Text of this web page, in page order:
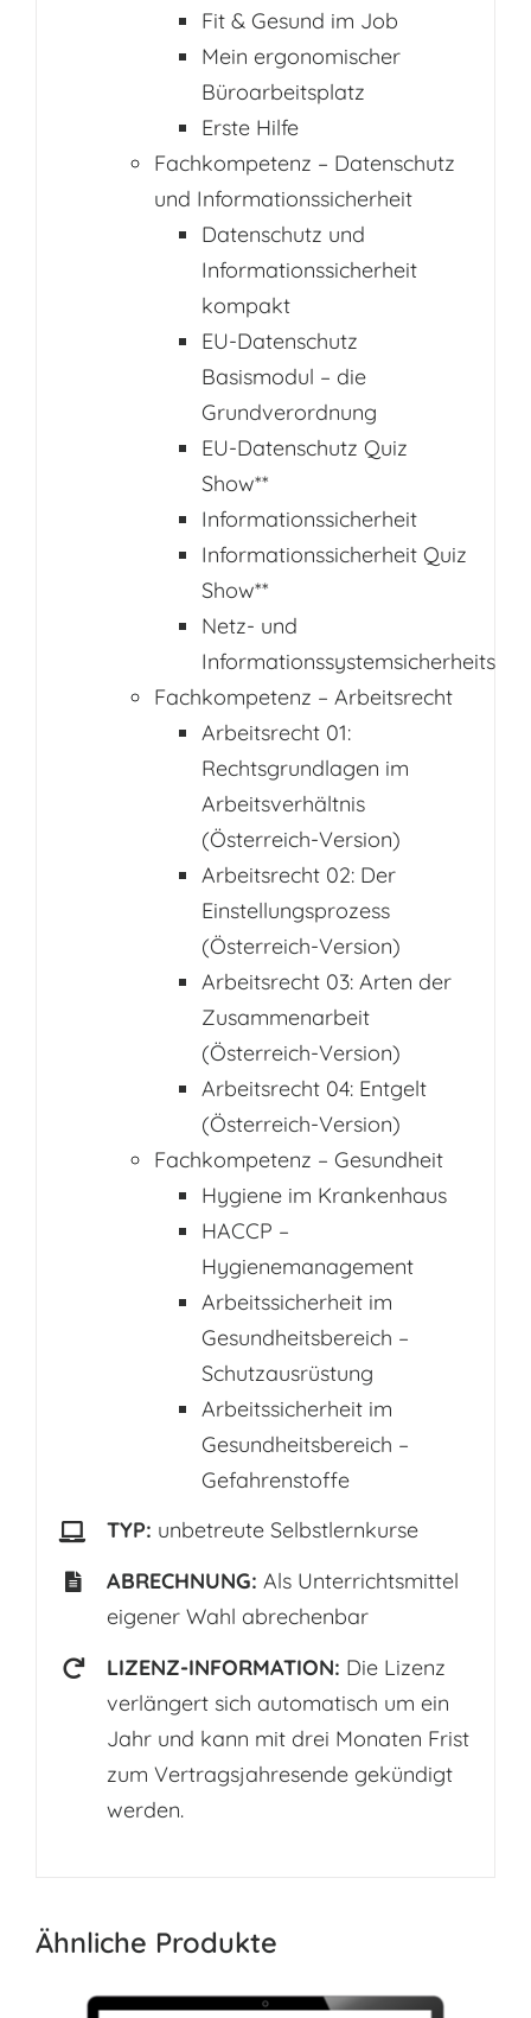
Fit & Gesund im Job
Mein ergonomischer
Büroarbeitsplatz
Erste Hilfe
Fachkompetenz – Datenschutz
und Informationssicherheit
Datenschutz und
Informationssicherheit
kompakt
EU-Datenschutz
Basismodul – die
Grundverordnung
EU-Datenschutz Quiz
Show**
Informationssicherheit
Informationssicherheit Quiz
Show**
Netz- und
Fachkompetenz – Arbeitsrecht
Arbeitsrecht 01:
Rechtsgrundlagen im
Arbeitsverhältnis
(Österreich-Version)
Arbeitsrecht 02: Der
Einstellungsprozess
(Österreich-Version)
Arbeitsrecht 03: Arten der
Zusammenarbeit
(Österreich-Version)
Arbeitsrecht 04: Entgelt
(Österreich-Version)
Fachkompetenz – Gesundheit
Hygiene im Krankenhaus
HACCP –
Hygienemanagement
Arbeitssicherheit im
Gesundheitsbereich –
Schutzausrüstung
Arbeitssicherheit im
Gesundheitsbereich –
Gefahrenstoffe
TYP: unbetreute Selbstlernkurse
ABRECHNUNG: Als Unterrichtsmittel
eigener Wahl abrechenbar
LIZENZ-INFORMATION: Die Lizenz
verlängert sich automatisch um ein
Jahr und kann mit drei Monaten Frist
zum Vertragsjahresende gekündigt
werden.
Ähnliche Produkte